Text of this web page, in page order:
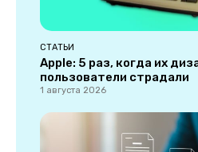
СТАТЬИ
Apple: 5 раз, когда их
пользователи страдали
1 августа 2026